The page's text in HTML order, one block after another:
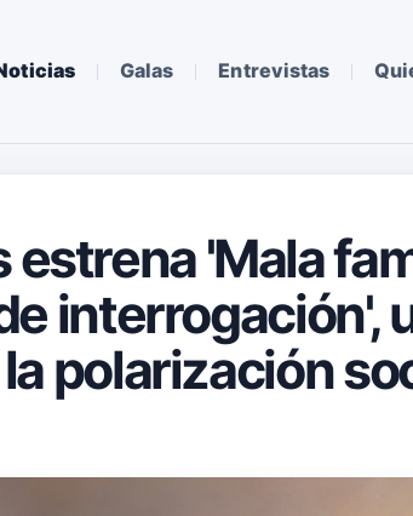
Galas Entrevistas
estrena 'Mala
interrogación',
polarización